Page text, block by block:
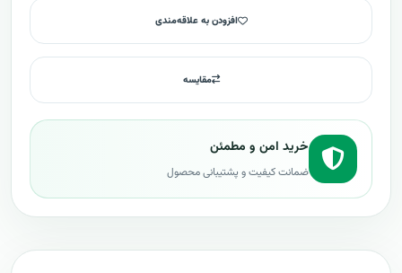
افزودن به علاقه‌مندی
مقایسه
خرید امن و مطمئن
ضمانت کیفیت و پشتیبانی محصول